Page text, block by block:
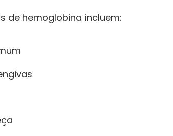
de hemoglobina incluem: